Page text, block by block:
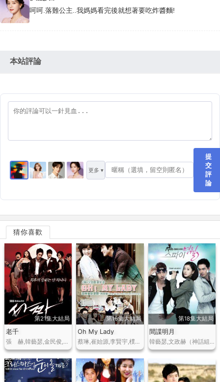
呵呵.落難公主..我媽媽看完後就想著要吃炸醬麵!
本站評論
更多 ▾
提
交
評
論
猜你喜歡
第21集大結局
老千
張 赫,韓藝瑟,金民俊,姜成妍
第16集大結局
Oh My Lady
蔡琳,崔始源,李賢宇,樸寒星,文正熙,金柳彬,金娜珠（飾演蔡琳女兒）金光奎
第18集大結局
間諜明月
韓藝瑟,文政赫（神話組合成員Eric）,李真旭,張熙珍,李德華